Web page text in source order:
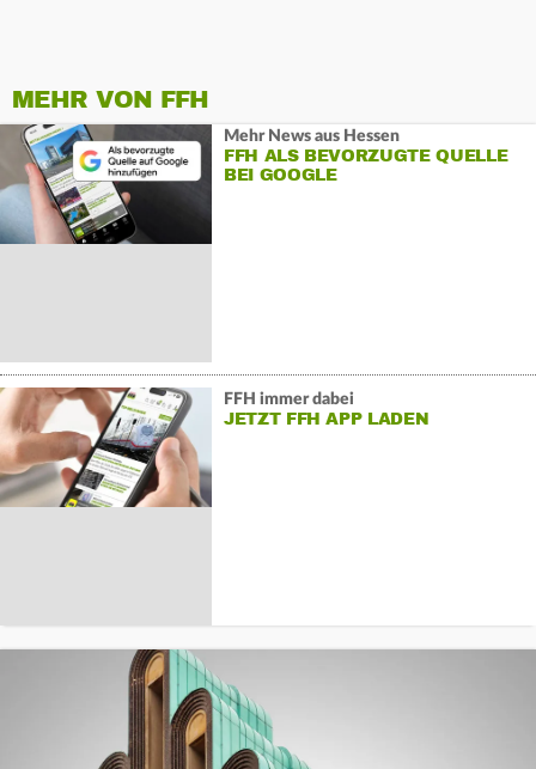
MEHR VON FFH
Mehr News aus Hessen
FFH ALS BEVORZUGTE QUELLE
BEI GOOGLE
FFH immer dabei
JETZT FFH APP LADEN